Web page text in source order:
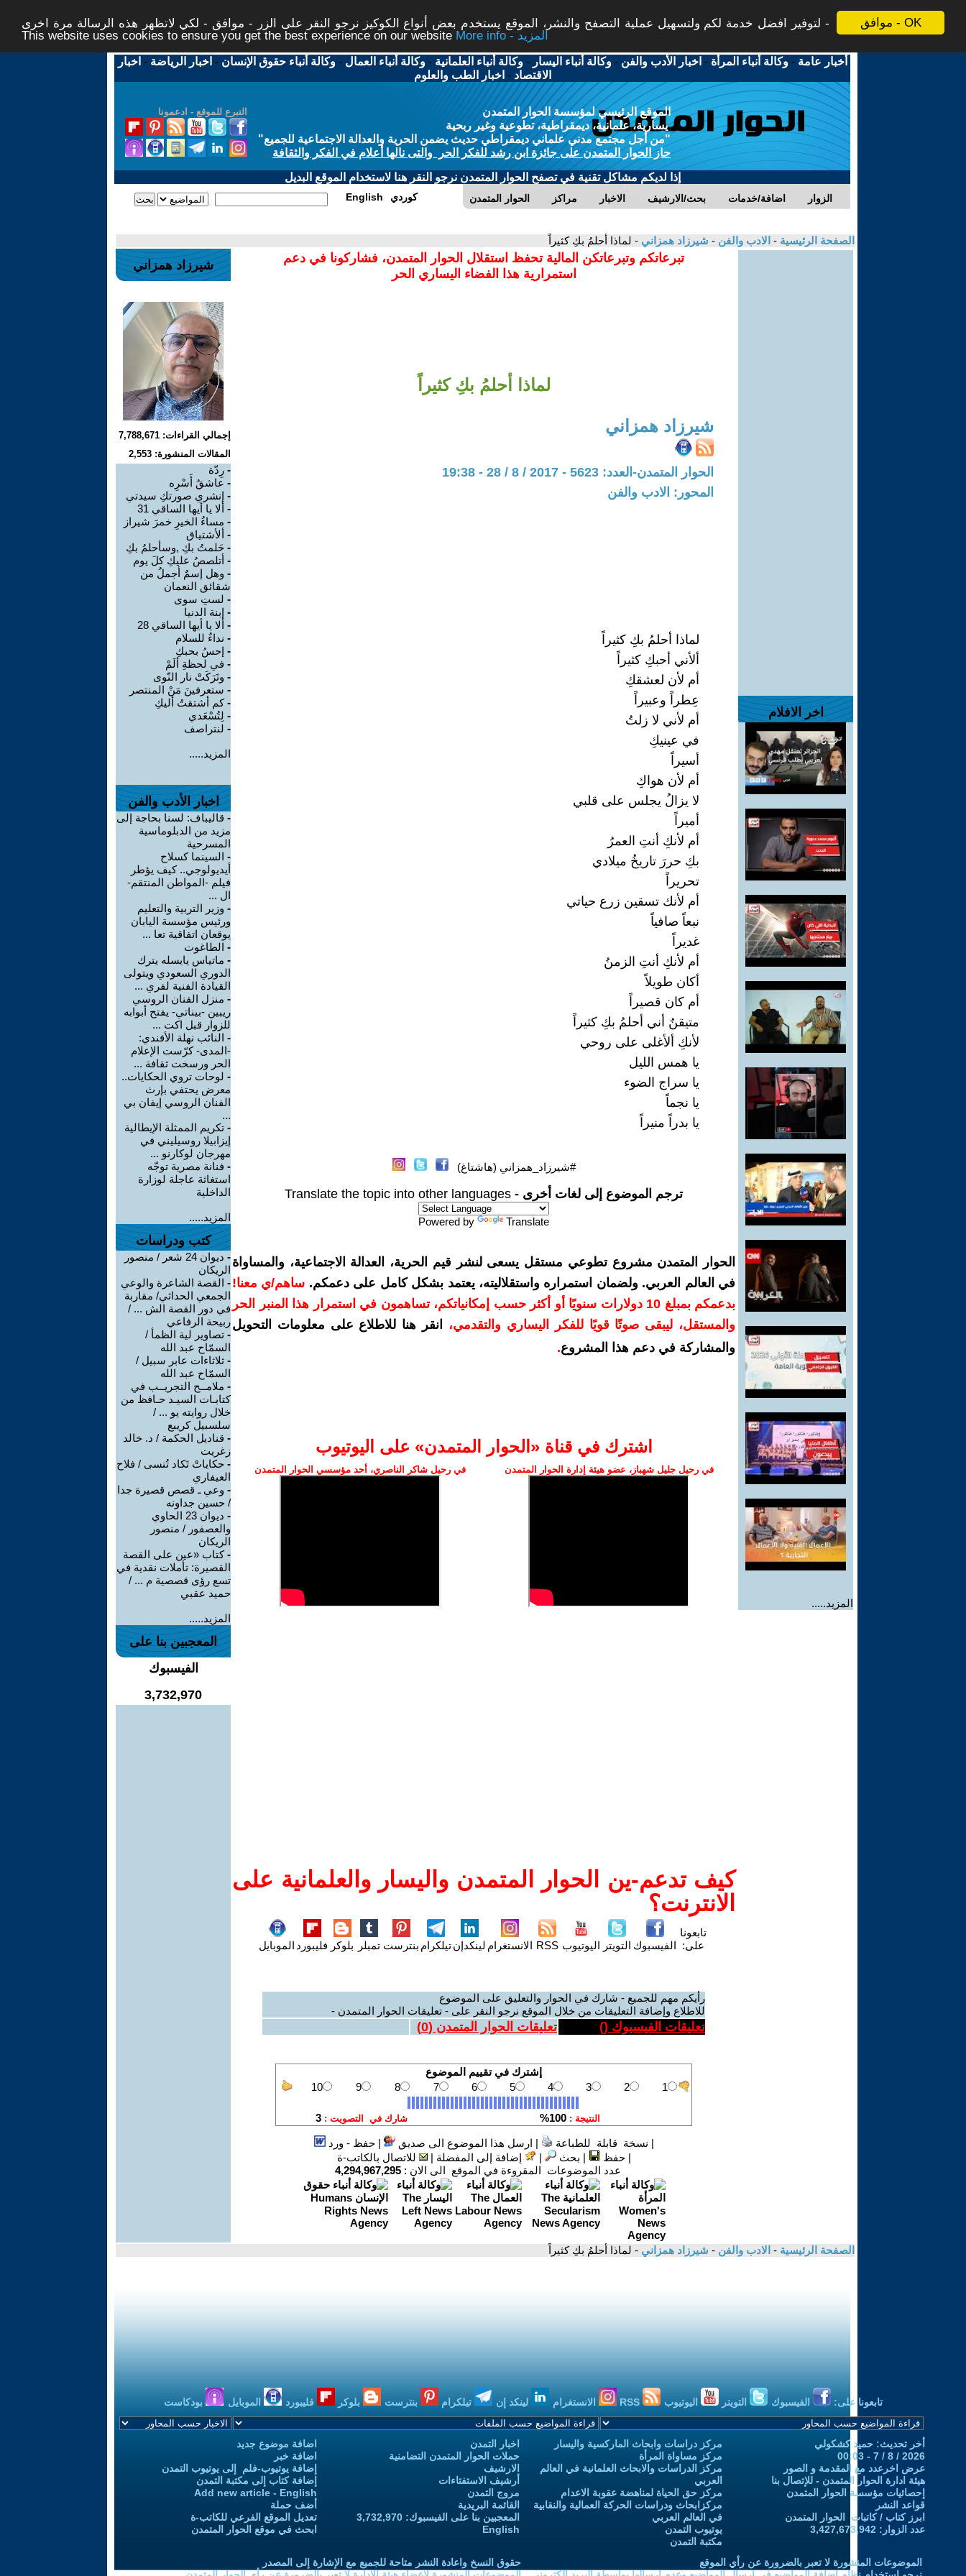
موافق - OK
لتوفير افضل خدمة لكم ولتسهيل عملية التصفح والنشر، الموقع يستخدم بعض أنواع الكوكيز نرجو النقر على الزر - موافق - لكي لاتظهر هذه الرسالة مرة اخرى -
This website uses cookies to ensure you get the best experience on our website
More info - المزيد
أخبار عامة -وكالة أنباء المرأة - اخبار الأدب والفن -وكالة أنباء اليسار -وكالة أنباء العلمانية -وكالة أنباء العمال -وكالة أنباء حقوق الإنسان - اخبار الرياضة - اخبار
الاقتصاد - اخبار الطب والعلوم
التبرع للموقع - ادعمونا
الموقع الرئيسي لمؤسسة الحوار المتمدن
يسارية، علمانية، ديمقراطية، تطوعية وغير ربحية
"من أجل مجتمع مدني علماني ديمقراطي حديث يضمن الحرية والعدالة الاجتماعية للجميع"
حاز الحوار المتمدن على جائزة ابن رشد للفكر الحر والتى نالها أعلام في الفكر والثقافة
إذا لديكم مشاكل تقنية في تصفح الحوار المتمدن نرجو النقر هنا لاستخدام الموقع البديل
الحوار المتمدن مراكز الاخبار بحث/الارشيف اضافة/خدمات الزوار English كوردي
الصفحة الرئيسية - الادب والفن - شيرزاد همزاني - لماذا أحلمُ بكِ كثيراً
اخر الافلام
المزيد.....
تبرعاتكم وتبرعاتكن المالية تحفظ استقلال الحوار المتمدن، فشاركونا في دعم
استمرارية هذا الفضاء اليساري الحر
لماذا أحلمُ بكِ كثيراً
شيرزاد همزاني
الحوار المتمدن-العدد: 5623 - 2017 / 8 / 28 - 19:38
المحور: الادب والفن
لماذا أحلمُ بكِ كثيراً
ألأني أحبكِ كثيراً
أم لأن لعشقكِ
عِطراً وعبيراً
أم لأني لا زلتُ
في عينيكِ
أسيراً
أم لأن هواكِ
لا يزالُ يجلس على قلبي
أميراً
أم لأنكِ أنتِ العمرُ
بكِ حررَ تاريخُ ميلادي
تحريراً
أم لأنك تسقين زرع حياتي
نبعاً صافياً
غديراً
أم لأنكِ أنتِ الزمنُ
أكان طويلاً
أم كان قصيراً
متيقنٌ أني أحلمُ بكِ كثيراً
لأنكِ ألأغلى على روحي
يا همس الليل
يا سراج الضوء
يا نجماً
يا بدراً منيراً
#شيرزاد_همزاني (هاشتاغ)
ترجم الموضوع إلى لغات أخرى - Translate the topic into other languages
Powered by Translate
الحوار المتمدن مشروع تطوعي مستقل يسعى لنشر قيم الحرية، العدالة الاجتماعية، والمساواة
في العالم العربي. ولضمان استمراره واستقلاليته، يعتمد بشكل كامل على دعمكم. ساهم/ي معنا!
بدعمكم بمبلغ 10 دولارات سنويًا أو أكثر حسب إمكانياتكم، تساهمون في استمرار هذا المنبر الحر
والمستقل، ليبقى صوتًا قويًا للفكر اليساري والتقدمي،
انقر هنا للاطلاع على معلومات التحويل
والمشاركة في دعم هذا المشروع.
اشترك في قناة ‫«الحوار المتمدن» على اليوتيوب
في رحيل جليل شهباز، عضو هيئة إدارة الحوار المتمدن في رحيل شاكر الناصري، أحد مؤسسي الحوار المتمدن
كيف تدعم-ين الحوار المتمدن واليسار والعلمانية على
الانترنت؟
تابعونا
على: الفيسبوك التويتر اليوتيوب RSS الانستغرام لينكدإنتيلكرام بنترست تمبلر بلوكر فليبورد الموبايل
رأيكم مهم للجميع - شارك في الحوار والتعليق على الموضوع
للاطلاع وإضافة التعليقات من خلال الموقع نرجو النقر على - تعليقات الحوار المتمدن -
تعليقات الفيسبوك () تعليقات الحوار المتمدن (0
)
| نسخة قابلة للطباعة | ارسل هذا الموضوع الى صديق |حفظ - ورد
|حفظ | بحث | إضافة إلى المفضلة |
للاتصال بالكاتب-ة
عدد الموضوعات المقروءة في الموقع الى الان : 4,294,967,295
شيرزاد همزاني
إجمالي القراءات: 7,788,671
المقالات المنشورة: 2,553
- رِدّة
- عاشقُ أَسْرِه
- إنشري صورتكِ سيدتي
- ألا يا أيها الساقي 31
- مساءُ الخيرِ خمرَ شيراز
- ألأشتياق
- حَلمتُ بكِ ,وسأحلمُ بكِ
- أتلصصُ عليكِ كلَ يوم
- وهل إسمٌ أجملُ من
شقائق النعمان
- لستِ سوى
- إبنة الدنيا
- ألا يا أيها الساقي 28
- نداءٌ للسلام
- إحسُ بحبكِ
- في لحظةِ ألَمْ
- وتَرَكَتْ نار النّوى
- ستعرفينَ مَنْ المنتصر
-كم أشتقتُ أليكِ
- لِتُسْعَدي
- لنتراصف
المزيد.....
اخبار الأدب والفن
- قاليباف: لسنا بحاجة إلى
مزيد من الدبلوماسية
المسرحية
- السينما كسلاح
أيديولوجي.. كيف يؤطر
فيلم -المواطن المنتقم-
ال ...
- وزير التربية والتعليم
ورئيس مؤسسة اليابان
يوقعان اتفاقية تعا ...
- الطاغوت
- ماتياس يايسله يترك
الدوري السعودي ويتولى
القيادة الفنية لفري ...
- منزل الفنان الروسي
ريبين -بيناتي- يفتح أبوابه
للزوار قبل اكت ...
- النائب نهلة الأفندي:
-المدى- كرّست الإعلام
الحر ورسخت ثقافة ...
- لوحات تروي الحكايات..
معرض يحتفي بإرث
الفنان الروسي إيفان بي
...
- تكريم الممثلة الإيطالية
إيزابيلا روسيليني في
مهرجان لوكارنو ...
- فنانة مصرية توجّه
استغاثة عاجلة لوزارة
الداخلية
المزيد.....
كتب ودراسات
-
ديوان 24 شعر / منصور
الريكان
- القصة الشاعرة والوعي
الجمعي الحداثي/ مقاربة
في دور القصة الش ... /
ربيحة الرفاعي
- تصاوير لية الظمأ /
السمّاح عبد الله
- ثلاثاءات عابر سبيل /
السمّاح عبد الله
- ملامــح التجريــب في
كتابـات السيـد حـافظ من
خلال روايته يو ... /
سلسبيل كريبع
- قناديل الحكمة / د. خالد
زغريت
- حكاياتْ تَكاد تُنسى / فلاح
العيفاري
- وعي ـ قصص قصيرة جدا
/ حسين جداونه
-
ديوان 23 الحاوي
والعصفور / منصور
الريكان
-كتاب «عين على القصة
القصيرة: تأملات نقدية في
تسع رؤى قصصية م ... /
حميد عقبي
المزيد.....
المعجبين بنا على
الفيسبوك
3,732,970
الصفحة الرئيسية - الادب والفن - شيرزاد همزاني - لماذا أحلمُ بكِ كثيراً
تابعونا على: الفيسبوك التويتر اليوتيوب الانستغرام لينكد إن تيلكرام بنترست بلوكر فليبورد الموبايل بودكاست
أخر تحديث: حميد كشكولي
2026 / 8 / 7 - 00:03
عرض اخرعدد مع المقدمة و الصور
هيئة ادارة الحوار المتمدن - للإتصال بنا
إحصائيات مؤسسة الحوار المتمدن
قواعد النشر
ابرز كتاب / كاتبات الحوار المتمدن
عدد الزوار: 3,427,673,942
مركز دراسات وابحاث الماركسية واليسار
مركز مساواة المرأة
مركز الدراسات والابحاث العلمانية في العالم
العربي
مركز حق الحياة لمناهضة عقوبة الاعدام
مركزابحاث ودراسات الحركة العمالية والنقابية
في العالم العربي
يوتيوب التمدن
مكتبة التمدن
اخبار التمدن
حملات الحوار المتمدن التضامنية
الارشيف
أرشيف الاستفتاءات
مروج التمدن
القائمة البريدية
المعجبين بنا على الفيسبوك: 3,732,970
English
اضافة موضوع جديد
اضافة خبر
إضافة يوتيوب-فلم إلى يوتيوب التمدن
إضافة كتاب إلى مكتبة التمدن
Add new article - English
أضف حملة
تعديل الموقع الفرعي للكاتب-ة
ابحث في موقع الحوار المتمدن
الموضوعات المنشورة لا تعبر بالضرورة عن رأي الموقع
حقوق النسخ واعادة النشر متاحة للجميع مع الإشارة إلى المصدر